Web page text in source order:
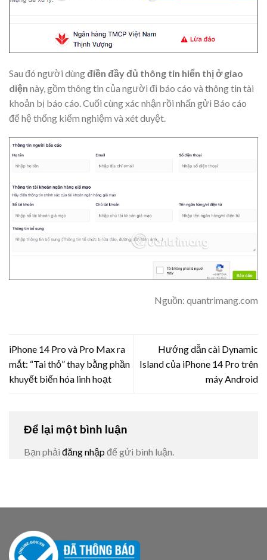
Sau đó người dùngđiền đầy đủ thông tin hiển thị ở giao
diện này, gồm thông tin của người đi báo cáo và thông tin tài
khoản bị báo cáo. Cuối cùng xác nhận rồi nhấn gửi Báo cáo
để hệ thống kiểm nghiệm và xét duyệt.
Nguồn: quantrimang.com
iPhone 14 Pro và Pro Max ra
mắt: “Tai thỏ” thay bằng phần
khuyết biến hóa linh hoạt
Hướng dẫn cài Dynamic
Island của iPhone 14 Pro trên
máy Android
Để lại một bình luận
Bạn phải đăng nhập để gửi bình luận.